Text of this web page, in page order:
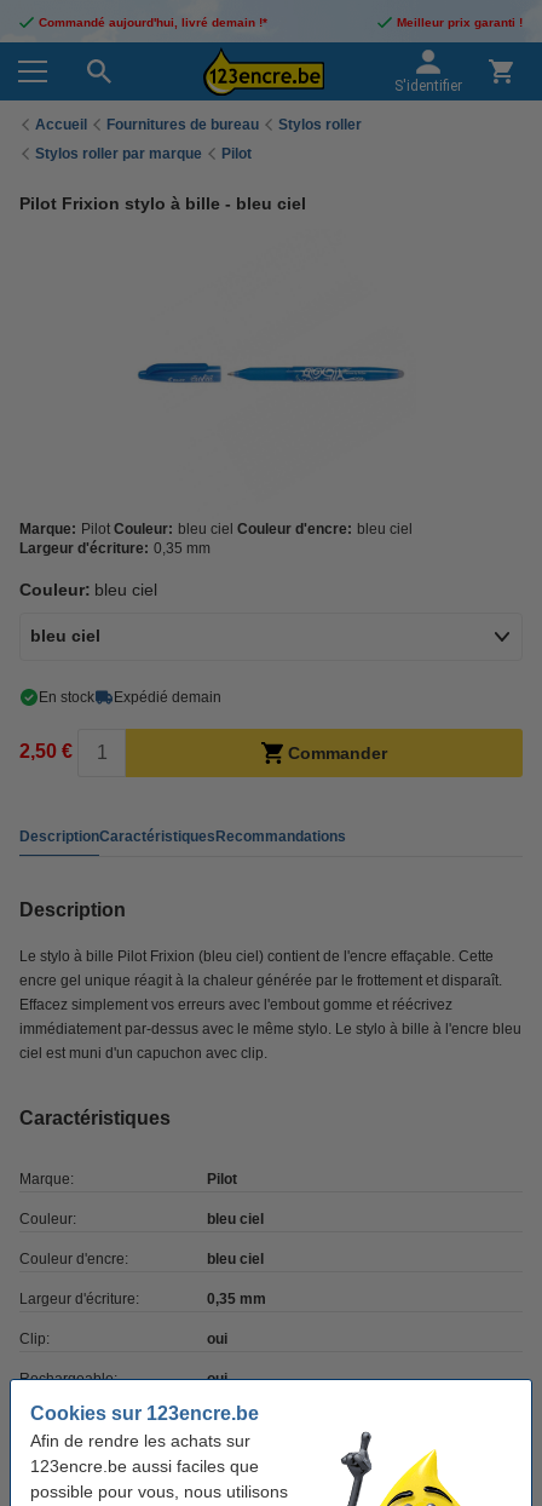
Cookies sur 123encre.be
Afin de rendre les achats sur
123encre.be aussi faciles que
possible pour vous, nous utilisons
Commandé aujourd'hui, livré demain !* Meilleur prix garanti !
S'identifier
Accueil Fournitures de bureau
Stylos roller
Stylos roller par marque
Pilot
Pilot Frixion stylo à bille - bleu ciel
Marque: Pilot Couleur: bleu ciel Couleur d'encre: bleu ciel
Largeur d'écriture: 0,35 mm
Couleur: bleu ciel
bleu ciel
En stock Expédié demain
2,50 € Commander
DescriptionCaractéristiquesRecommandations
Description
Le stylo à bille Pilot Frixion (bleu ciel) contient de l'encre effaçable. Cette
encre gel unique réagit à la chaleur générée par le frottement et disparaît.
Effacez simplement vos erreurs avec l'embout gomme et réécrivez
immédiatement par-dessus avec le même stylo. Le stylo à bille à l'encre bleu
ciel est muni d'un capuchon avec clip.
Caractéristiques
Marque: Pilot
Couleur: bleu ciel
Couleur d'encre: bleu ciel
Largeur d'écriture: 0,35 mm
Clip: oui
Rechargeable: oui
Nombre: 1 pièce
Code produit: 405501